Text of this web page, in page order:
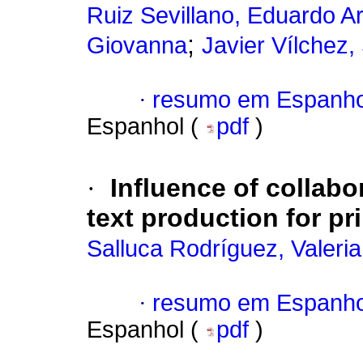
Ruiz Sevillano, Eduardo
Giovanna; Javier Vílchez,
· resumo em
Espanhol (
pdf )
·
Influence of
text production for
Salluca Rodríguez,
· resumo em
Espanhol (
pdf )